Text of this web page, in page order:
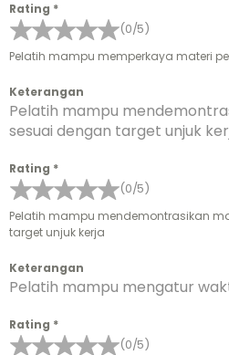
Rating *
(0/5)
Pelatih mampu memperkaya materi
Keterangan
Pelatih mampu
sesuai dengan target unjuk
Rating *
(0/5)
Pelatih mampu mendemontrasikan
target unjuk kerja
Keterangan
Pelatih mampu mengatur
Rating *
(0/5)